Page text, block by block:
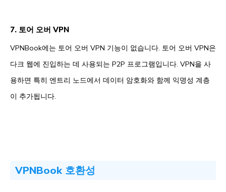
7. 토어 오버 VPN
VPNBook에는 토어 오버 VPN 기능이 없습니다. 토어 오버 VPN은
다크 웹에 진입하는 데 사용되는 P2P 프로그램입니다. VPN을 사
용하면 특히 엔트리 노드에서 데이터 암호화와 함께 익명성 계층
이 추가됩니다.
VPNBook 호환성